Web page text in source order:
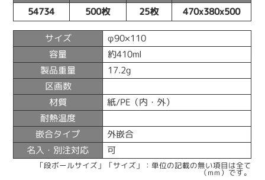
54734 500枚 25枚 470x380x500
サイズ φ90×110
容量 約410ml
製品重量 17.2g
区画数
材質 紙/PE（内・外）
耐熱温度
嵌合タイプ 外嵌合
名入・別注対応 可
「段ボールサイズ」「サイズ」：単位の記載の無い項目は全て
（mm）です。